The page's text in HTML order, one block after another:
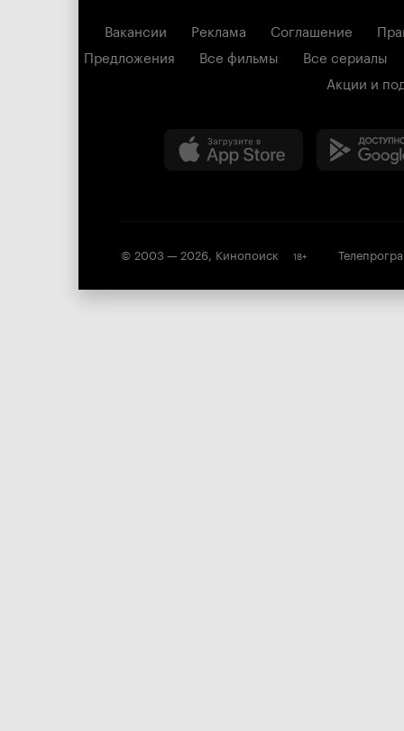
Вакансии Реклама Соглашение
Предложения
Все фильмы
Все сериалы
Акции и
© 2003 — 2026, Кинопоиск 18+